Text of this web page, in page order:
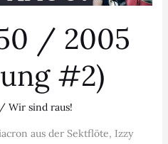
/ 2005
#2)
/ Wir sind raus!
aus der Sektflöte, Izzy